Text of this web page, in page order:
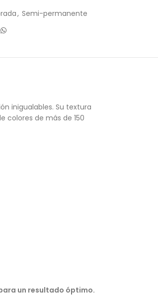
, Semi-permanente
inigualables. Su textura
colores de más de 150
un resultado óptimo.